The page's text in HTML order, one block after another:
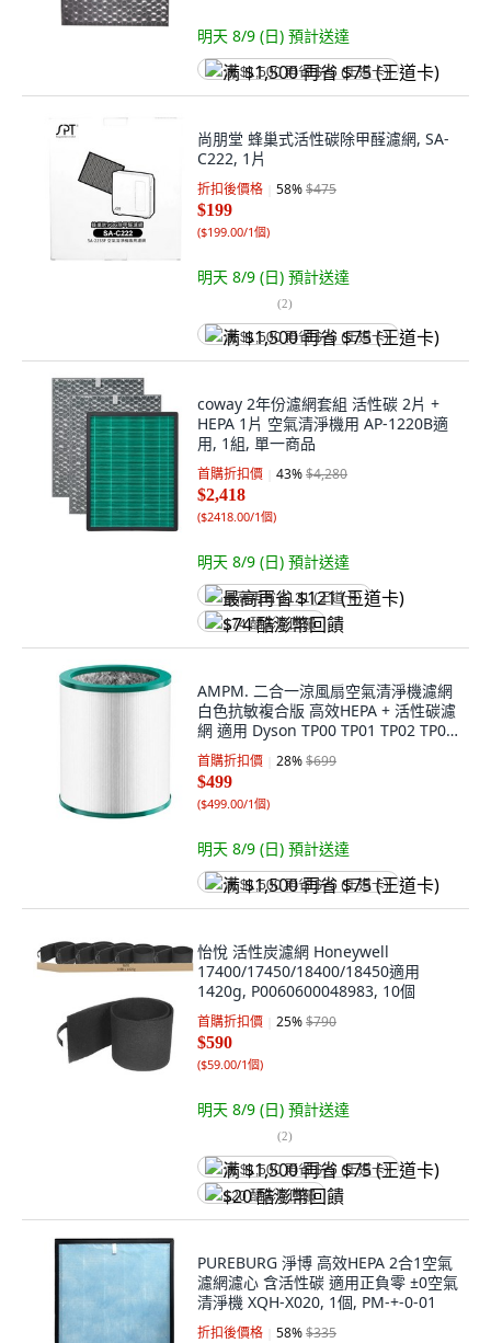
明天 8/9 (日) 預計送達
满 $1,500 再省 $75 (王道卡)
尚朋堂 蜂巢式活性碳除甲醛濾網, SA-
C222, 1片
折扣後價格 58%$475
$199
($199.00/1個)
明天 8/9 (日) 預計送達
(2)
满 $1,500 再省 $75 (王道卡)
coway 2年份濾網套組 活性碳 2片 +
HEPA 1片 空氣清淨機用 AP-1220B適
用, 1組, 單一商品
首購折扣價 43%$4,280
$2,418
($2418.00/1個)
明天 8/9 (日) 預計送達
最高再省 $121 (王道卡)
$74 酷澎幣回饋
AMPM. 二合一涼風扇空氣清淨機濾網
白色抗敏複合版 高效HEPA + 活性碳濾
網 適用 Dyson TP00 TP01 TP02 TP03
AM11 BP01, 1個, B189-3
首購折扣價 28%$699
$499
($499.00/1個)
明天 8/9 (日) 預計送達
满 $1,500 再省 $75 (王道卡)
怡悅 活性炭濾網 Honeywell
17400/17450/18400/18450適用
1420g, P0060600048983, 10個
首購折扣價 25%$790
$590
($59.00/1個)
明天 8/9 (日) 預計送達
(2)
满 $1,500 再省 $75 (王道卡)
$20 酷澎幣回饋
PUREBURG 淨博 高效HEPA 2合1空氣
濾網濾心 含活性碳 適用正負零 ±0空氣
清淨機 XQH-X020, 1個, PM-+-0-01
折扣後價格 58%$335